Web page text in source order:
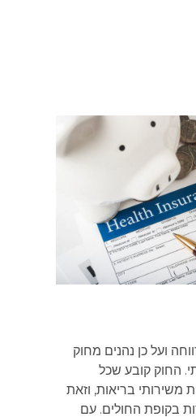
ועל כן נהנים מחוק
קובע שכל
בריאות, וזאת
החולים. עם